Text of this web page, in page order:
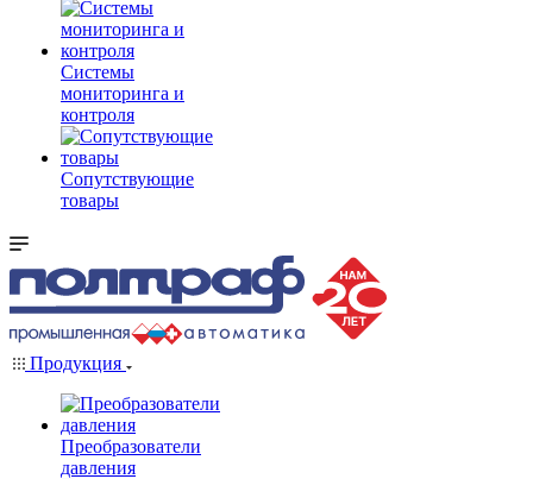
Системы
мониторинга и
контроля
Сопутствующие
товары
Продукция
Преобразователи
давления